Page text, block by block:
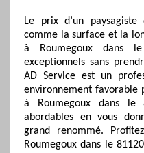
Le prix d’un
comme la surface et la
à Roumegoux dans
exceptionnels sans
AD Service est un
environnement favorable
à Roumegoux dans le
abordables en vous
grand renommé.
Roumegoux dans le